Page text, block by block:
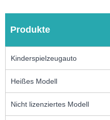
Produkte
Kinderspielzeugauto
Heißes Modell
Nicht lizenziertes Modell